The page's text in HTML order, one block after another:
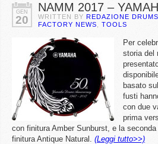
GEN
20
NAMM 2017 –
WRITTEN BY REDAZIONE
FACTORY NEWS
TOOLS
Per
storia del
basato
fusti
con due
prima
con finitura Amber Sunburst, e la
finitura Antique Natural. (Leggi tutto>>)